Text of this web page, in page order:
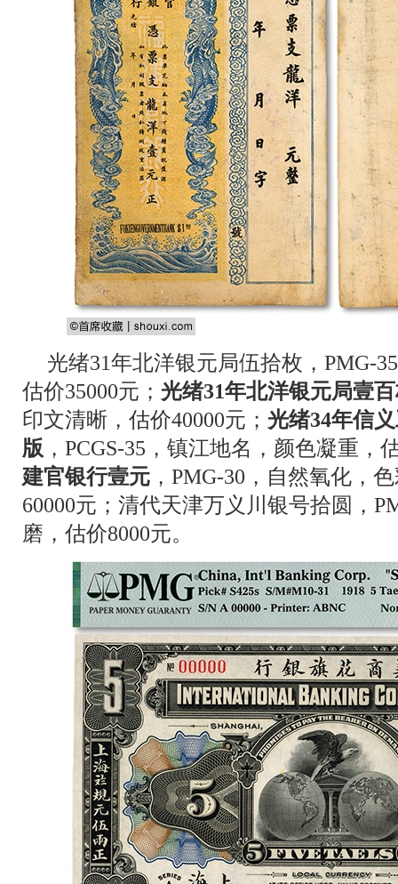
光绪31年北洋银元局伍拾枚，PMG-
估价35000元； 光绪31年北洋银元局壹
印文清晰，估价40000元； 光绪34年信
版 ，PCGS-35，镇江地名，颜色凝重，
建官银行壹元 ，PMG-30，自然氧化，
60000元；清代天津万义川银号拾圆，
磨，估价8000元。